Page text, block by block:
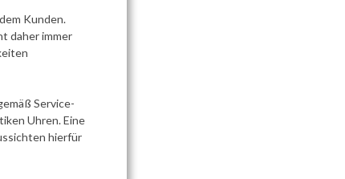
Kunden.
daher immer
Service-
Uhren. Eine
hierfür